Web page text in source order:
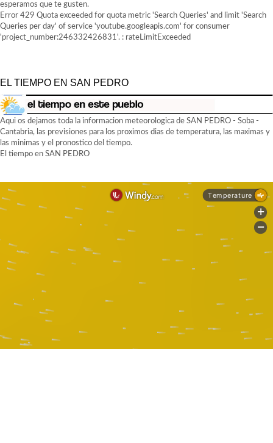
esperamos que te gusten.
Error 429 Quota exceeded for quota metric 'Search Queries' and limit 'Search
Queries per day' of service 'youtube.googleapis.com' for consumer
'project_number:246332426831'. : rateLimitExceeded
EL TIEMPO EN SAN PEDRO
Aqui os dejamos toda la informacion meteorologica de SAN PEDRO - Soba -
Cantabria, las previsiones para los proximos dias de temperatura, las maximas y
las minimas y el pronostico del tiempo.
El tiempo en SAN PEDRO